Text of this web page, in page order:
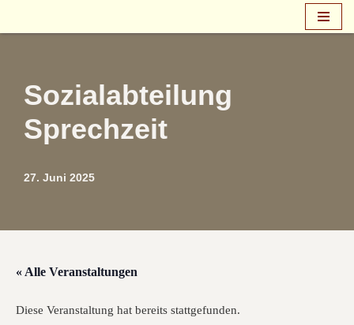
Sozialabteilung
Sprechzeit
27. Juni 2025
« Alle Veranstaltungen
Diese Veranstaltung hat bereits stattgefunden.